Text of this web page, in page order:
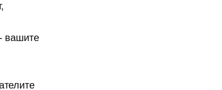
вашите